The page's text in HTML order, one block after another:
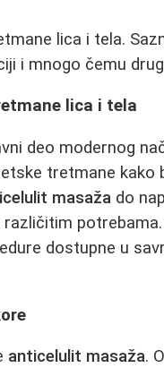
lica i tela.
i mnogo čemu
lica i tela
deo modernog
tretmane kako
masaža do
dostupne u
anticelulit masaža.